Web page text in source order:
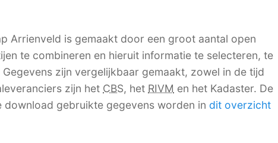
Arrienveld is gemaakt door een groot aantal open
te combineren en hieruit informatie te selecteren, te
zijn vergelijkbaar gemaakt, zowel in de tijd
zijn het CBS, het RIVM en het Kadaster. De
gebruikte gegevens worden in dit overzicht